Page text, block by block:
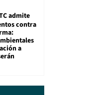
admite
contra
a